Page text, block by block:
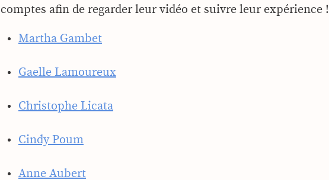
comptes afin de regarder leur vidéo et suivre leur expérience !
Martha Gambet
Gaelle Lamoureux
Christophe Licata
Cindy Poum
Anne Aubert